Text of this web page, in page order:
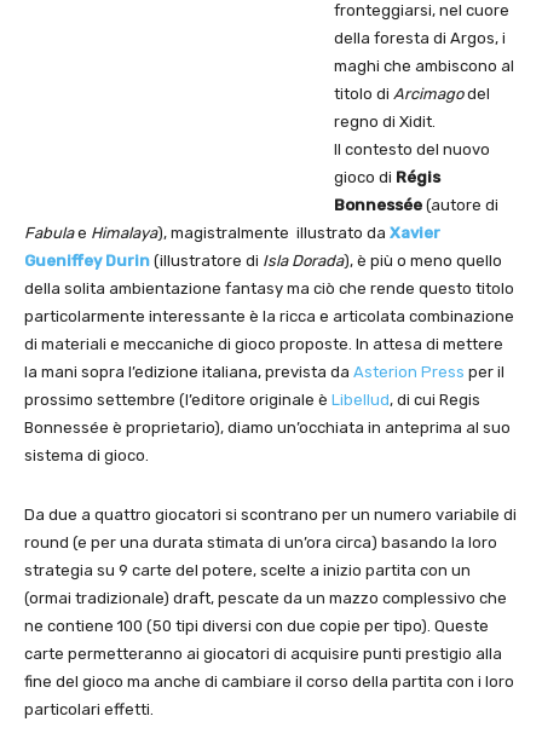
fronteggiarsi, nel cuore
della foresta di Argos, i
maghi che ambiscono al
titolo di Arcimagodel
regno di Xidit.
Il contesto del nuovo
gioco di Régis
Bonnessée (autore di
Fabulae Himalaya), magistralmente illustrato da Xavier
Gueniffey Durin (illustratore di Isla Dorada), è più o meno quello
della solita ambientazione fantasy ma ciò che rende questo titolo
particolarmente interessante è la ricca e articolata combinazione
di materiali e meccaniche di gioco proposte. In attesa di mettere
la mani sopra l’edizione italiana, prevista da Asterion Press per il
prossimo settembre (l’editore originale è Libellud, di cui Regis
Bonnessée è proprietario), diamo un’occhiata in anteprima al suo
sistema di gioco.
Da due a quattro giocatori si scontrano per un numero variabile di
round (e per una durata stimata di un’ora circa) basando la loro
strategia su 9 carte del potere, scelte a inizio partita con un
(ormai tradizionale) draft, pescate da un mazzo complessivo che
ne contiene 100 (50 tipi diversi con due copie per tipo). Queste
carte permetteranno ai giocatori di acquisire punti prestigio alla
fine del gioco ma anche di cambiare il corso della partita con i loro
particolari effetti.